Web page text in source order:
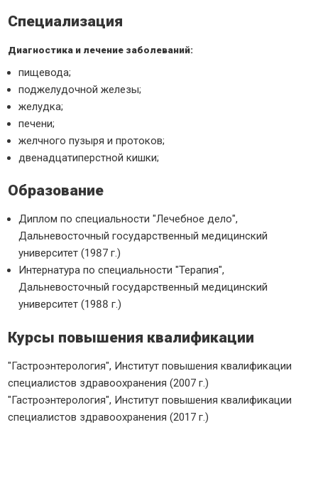
Специализация
Диагностика и лечение заболеваний:
пищевода;
поджелудочной железы;
желудка;
печени;
желчного пузыря и протоков;
двенадцатиперстной кишки;
Образование
Диплом по специальности "Лечебное дело",
Дальневосточный государственный медицинский
университет (1987 г.)
Интернатура по специальности "Терапия",
Дальневосточный государственный медицинский
университет (1988 г.)
Курсы повышения квалификации
"Гастроэнтерология", Институт повышения квалификации
специалистов здравоохранения (2007 г.)
"Гастроэнтерология", Институт повышения квалификации
специалистов здравоохранения (2017 г.)